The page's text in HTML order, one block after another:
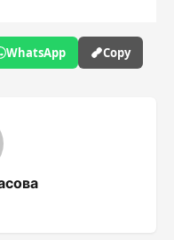
WhatsApp Copy